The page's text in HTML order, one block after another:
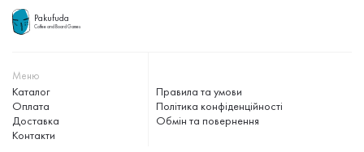
Pakufuda
Coffee and Board Games
Меню
Каталог
Оплата
Доставка
Контакти
Правила та умови
Політика конфіденційності
Обмін та повернення